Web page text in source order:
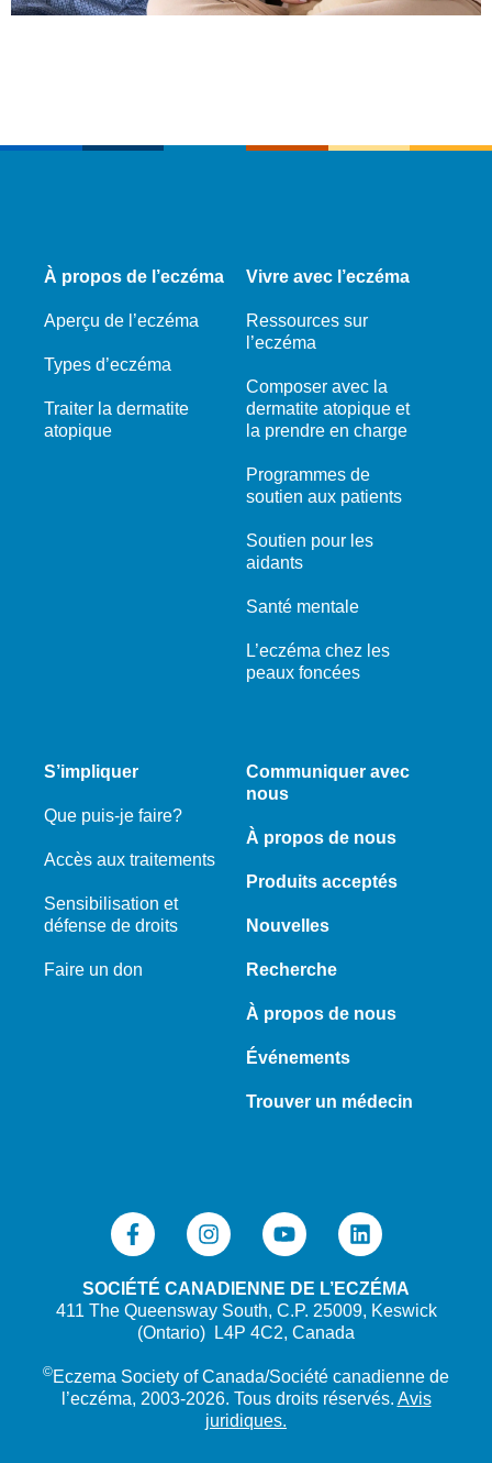
À propos de l’eczéma
Aperçu de l’eczéma
Types d’eczéma
Traiter la dermatite
atopique
Vivre avec l’eczéma
Ressources sur
l’eczéma
Composer avec la
dermatite atopique et
la prendre en charge
Programmes de
soutien aux patients
Soutien pour les
aidants
Santé mentale
L’eczéma chez les
peaux foncées
S’impliquer
Que puis-je faire?
Accès aux traitements
Sensibilisation et
défense de droits
Faire un don
Communiquer avec
nous
À propos de nous
Produits acceptés
Nouvelles
Recherche
À propos de nous
Événements
Trouver un médecin
SOCIÉTÉ CANADIENNE DE L’ECZÉMA
411 The Queensway South, C.P. 25009, Keswick
(Ontario) L4P 4C2, Canada
©Eczema Society of Canada/Société canadienne de
l’eczéma, 2003-2026. Tous droits réservés. Avis
juridiques.